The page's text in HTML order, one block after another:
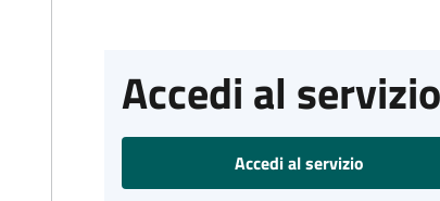
Accedi al servizio
Accedi al servizio